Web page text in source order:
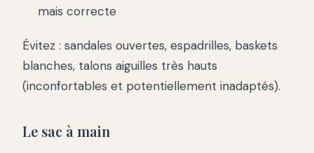
mais correcte
Évitez : sandales ouvertes, espadrilles, baskets
blanches, talons aiguilles très hauts
(inconfortables et potentiellement inadaptés).
Le sac à main